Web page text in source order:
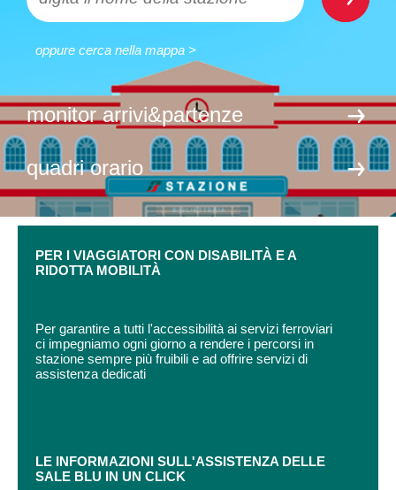
oppure cerca nella mappa >
monitor arrivi&partenze
quadri orario
PER I VIAGGIATORI CON DISABILITÀ E A
RIDOTTA MOBILITÀ
Per garantire a tutti l'accessibilità ai servizi ferroviari
ci impegniamo ogni giorno a rendere i percorsi in
stazione sempre più fruibili e ad offrire servizi di
assistenza dedicati
LE INFORMAZIONI SULL'ASSISTENZA DELLE
SALE BLU IN UN CLICK